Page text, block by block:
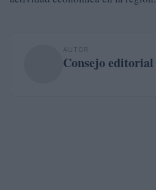
AUTOR
Consejo editorial